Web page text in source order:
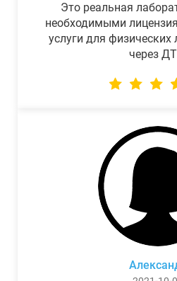
Это реальная
необходимыми
услуги для
через